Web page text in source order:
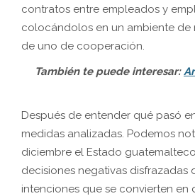
contratos entre empleados y
colocándolos en un ambiente de
de uno de cooperación.
También te puede interesar:
Después de entender qué pasó
medidas analizadas. Podemos
diciembre el Estado
decisiones negativas disfrazadas
intenciones que se convierten en